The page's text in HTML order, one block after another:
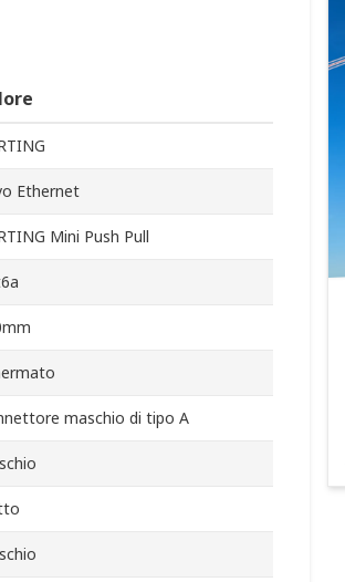
Ethernet
Mini Push Pull
maschio di tipo A